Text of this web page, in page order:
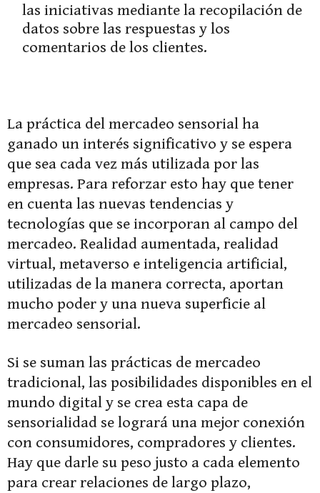
las iniciativas mediante la recopilación de
datos sobre las respuestas y los
comentarios de los clientes.
La práctica del mercadeo sensorial ha
ganado un interés significativo y se espera
que sea cada vez más utilizada por las
empresas. Para reforzar esto hay que tener
en cuenta las nuevas tendencias y
tecnologías que se incorporan al campo del
mercadeo. Realidad aumentada, realidad
virtual, metaverso e inteligencia artificial,
utilizadas de la manera correcta, aportan
mucho poder y una nueva superficie al
mercadeo sensorial.
Si se suman las prácticas de mercadeo
tradicional, las posibilidades disponibles en el
mundo digital y se crea esta capa de
sensorialidad se logrará una mejor conexión
con consumidores, compradores y clientes.
Hay que darle su peso justo a cada elemento
para crear relaciones de largo plazo,